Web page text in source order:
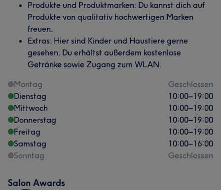
Produkte und Produktmarken: Du kannst dich auf
Produkte von qualitativ hochwertigen Marken
freuen.
Extras: Hier sind Kinder und Haustiere gerne
gesehen. Du erhältst außerdem kostenlose
Getränke sowie Zugang zum WLAN.
Montag
Geschlossen
Dienstag
10:00–19:00
Mittwoch
10:00–19:00
Donnerstag
10:00–19:00
Freitag
10:00–19:00
Samstag
10:00–16:00
Sonntag
Geschlossen
Salon Awards